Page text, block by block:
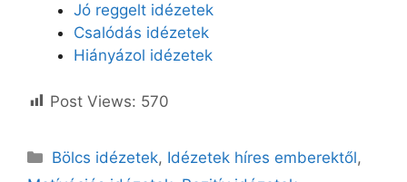
Jó reggelt idézetek
Csalódás idézetek
Hiányázol idézetek
Post Views: 570
Kategória
Bölcs idézetek, Idézetek híres emberektől,